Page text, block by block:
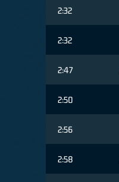
2:32
2:32
2:47
2:50
2:56
2:58